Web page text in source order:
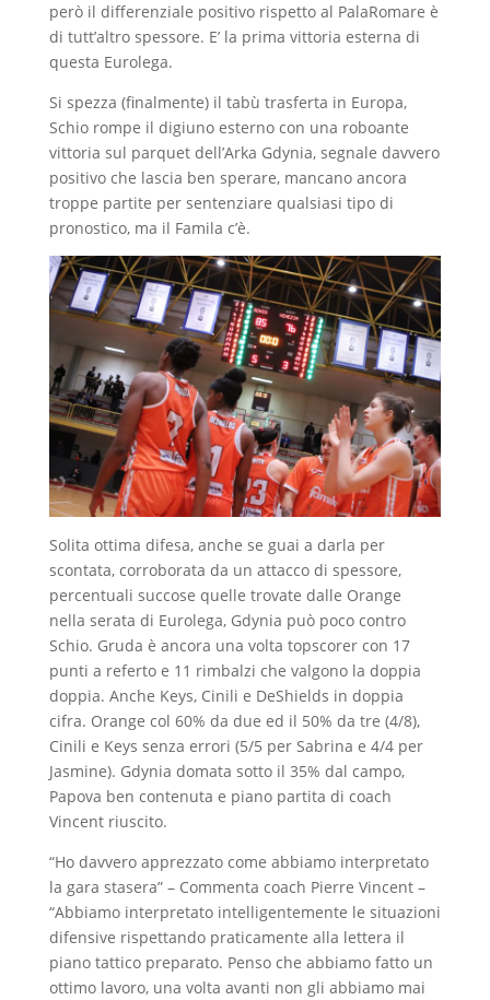
però il differenziale positivo rispetto al PalaRomare è
di tutt’altro spessore. E’ la prima vittoria esterna di
questa Eurolega.
Si spezza (finalmente) il tabù trasferta in Europa,
Schio rompe il digiuno esterno con una roboante
vittoria sul parquet dell’Arka Gdynia, segnale davvero
positivo che lascia ben sperare, mancano ancora
troppe partite per sentenziare qualsiasi tipo di
pronostico, ma il Famila c’è.
Solita ottima difesa, anche se guai a darla per
scontata, corroborata da un attacco di spessore,
percentuali succose quelle trovate dalle Orange
nella serata di Eurolega, Gdynia può poco contro
Schio. Gruda è ancora una volta topscorer con 17
punti a referto e 11 rimbalzi che valgono la doppia
doppia. Anche Keys, Cinili e DeShields in doppia
cifra. Orange col 60% da due ed il 50% da tre (4/8),
Cinili e Keys senza errori (5/5 per Sabrina e 4/4 per
Jasmine). Gdynia domata sotto il 35% dal campo,
Papova ben contenuta e piano partita di coach
Vincent riuscito.
“Ho davvero apprezzato come abbiamo interpretato
la gara stasera” – Commenta coach Pierre Vincent –
“Abbiamo interpretato intelligentemente le situazioni
difensive rispettando praticamente alla lettera il
piano tattico preparato. Penso che abbiamo fatto un
ottimo lavoro, una volta avanti non gli abbiamo mai